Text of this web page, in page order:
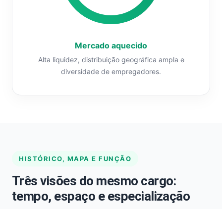
Mercado aquecido
Alta liquidez, distribuição geográfica ampla e
diversidade de empregadores.
HISTÓRICO, MAPA E FUNÇÃO
Três visões do mesmo cargo:
tempo, espaço e especialização